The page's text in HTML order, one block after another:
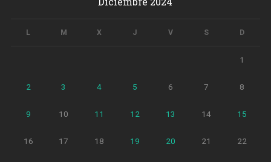
L M X J V S D
1
2 3 4 5 6 7 8
9 10 11 12 13 14 15
16 17 18 19 20 21 22